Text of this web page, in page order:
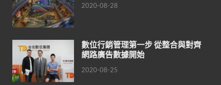
2020-08-28
數位行銷管理第一步 從整合與對齊
網路廣告數據開始
2020-08-25